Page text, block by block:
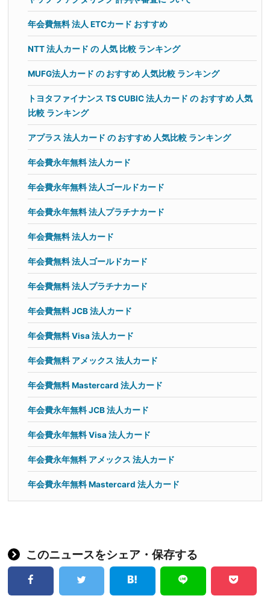
年会費無料 法人 ETCカード おすすめ
NTT 法人カード の 人気 比較 ランキング
MUFG法人カード の おすすめ 人気比較 ランキング
トヨタファイナンス TS CUBIC 法人カード の おすすめ 人気
比較 ランキング
アプラス 法人カード の おすすめ 人気比較 ランキング
年会費永年無料 法人カード
年会費永年無料 法人ゴールドカード
年会費永年無料 法人プラチナカード
年会費無料 法人カード
年会費無料 法人ゴールドカード
年会費無料 法人プラチナカード
年会費無料 JCB 法人カード
年会費無料 Visa 法人カード
年会費無料 アメックス 法人カード
年会費無料 Mastercard 法人カード
年会費永年無料 JCB 法人カード
年会費永年無料 Visa 法人カード
年会費永年無料 アメックス 法人カード
年会費永年無料 Mastercard 法人カード
このニュースをシェア・保存する